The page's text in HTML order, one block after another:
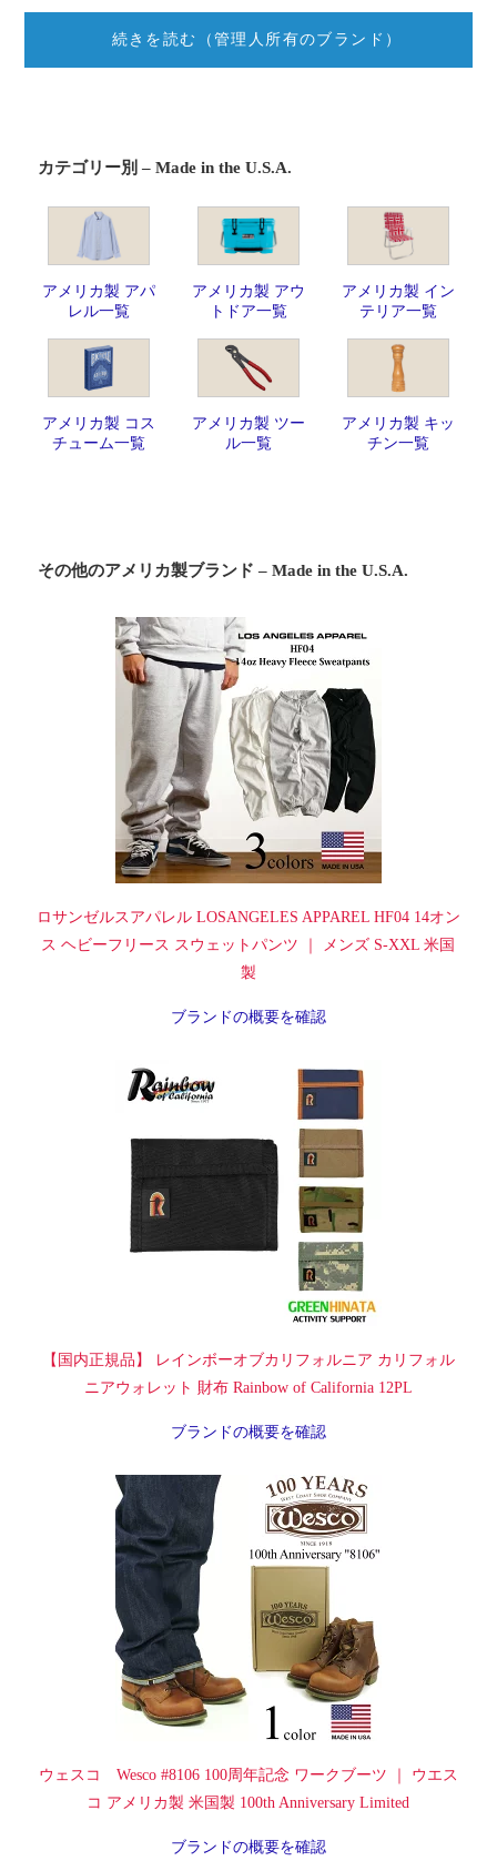
続きを読む（管理人所有のブランド）
カテゴリー別 – Made in the U.S.A.
アメリカ製 アパ
レル一覧
アメリカ製 アウ
トドア一覧
アメリカ製 イン
テリア一覧
アメリカ製 コス
チューム一覧
アメリカ製 ツー
ル一覧
アメリカ製 キッ
チン一覧
その他のアメリカ製ブランド – Made in the U.S.A.
ロサンゼルスアパレル LOSANGELES APPAREL HF04 14オン
ス ヘビーフリース スウェットパンツ ｜ メンズ S-XXL 米国
製
ブランドの概要を確認
【国内正規品】 レインボーオブカリフォルニア カリフォル
ニアウォレット 財布 Rainbow of California 12PL
ブランドの概要を確認
ウェスコ Wesco #8106 100周年記念 ワークブーツ ｜ ウエス
コ アメリカ製 米国製 100th Anniversary Limited
ブランドの概要を確認